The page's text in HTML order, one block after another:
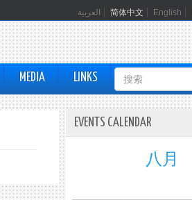
العربية 简体中文 English
MEDIA LINKS
搜
索
表
EVENTS CALENDAR
八月